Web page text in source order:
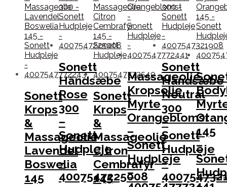
Sonett
Krops
&
Massageolie
Lavendel
Boswelia
145
Sonett
Håndsæbe
Rose
300
–
Sonett
Hudpleje
–
4007547225008
Sonett
Krops
&
Massageolie
Citron
Cembrafyr
145
Massageolie
Kropsolie
Myrte
Orangeblomst
–
Sonett
Hudpleje
–
Sonett
Håndsæbe
Neutral
300
–
Sonett
Hudpleje
–
145
–